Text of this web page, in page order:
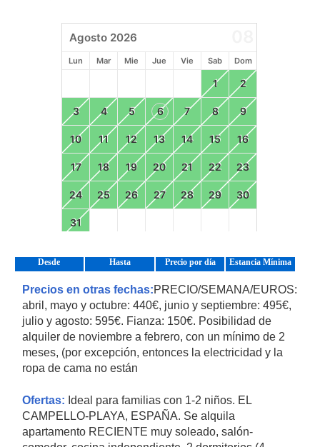
Desde Hasta Precio por día Estancia Mínima
Precios en otras fechas:PRECIO/SEMANA/EUROS:
abril, mayo y octubre: 440€, junio y septiembre: 495€,
julio y agosto: 595€. Fianza: 150€. Posibilidad de
alquiler de noviembre a febrero, con un mínimo de 2
meses, (por excepción, entonces la electricidad y la
ropa de cama no están
Ofertas: Ideal para familias con 1-2 niños. EL
CAMPELLO-PLAYA, ESPAÑA. Se alquila
apartamento RECIENTE muy soleado, salón-